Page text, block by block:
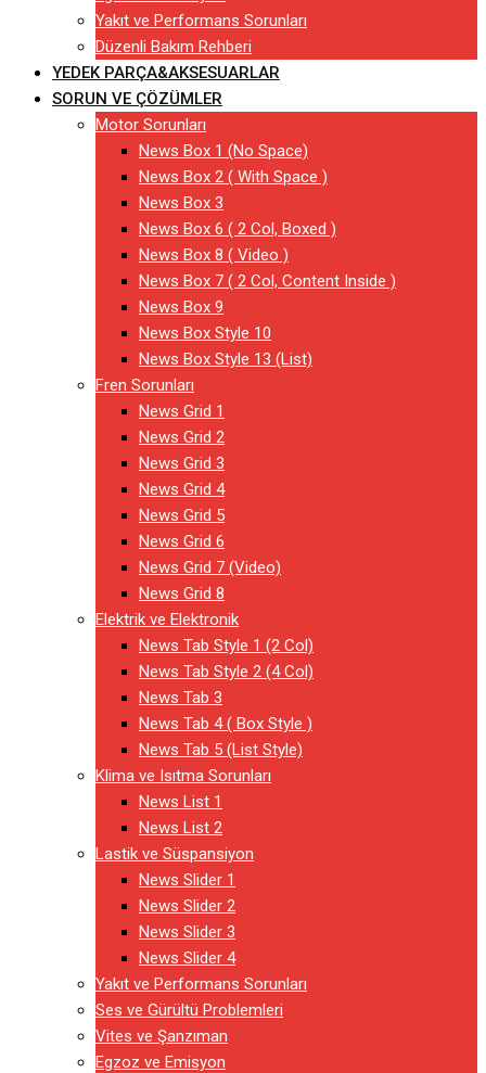
Yakıt ve Performans Sorunları
Düzenli Bakım Rehberi
YEDEK PARÇA&AKSESUARLAR
SORUN VE ÇÖZÜMLER
Motor Sorunları
News Box 1 (No Space)
News Box 2 ( With Space )
News Box 3
News Box 6 ( 2 Col, Boxed )
News Box 8 ( Video )
News Box 7 ( 2 Col, Content Inside )
News Box 9
News Box Style 10
News Box Style 13 (List)
Fren Sorunları
News Grid 1
News Grid 2
News Grid 3
News Grid 4
News Grid 5
News Grid 6
News Grid 7 (Video)
News Grid 8
Elektrik ve Elektronik
News Tab Style 1 (2 Col)
News Tab Style 2 (4 Col)
News Tab 3
News Tab 4 ( Box Style )
News Tab 5 (List Style)
Klima ve Isıtma Sorunları
News List 1
News List 2
Lastik ve Süspansiyon
News Slider 1
News Slider 2
News Slider 3
News Slider 4
Yakıt ve Performans Sorunları
Ses ve Gürültü Problemleri
Vites ve Şanzıman
Egzoz ve Emisyon